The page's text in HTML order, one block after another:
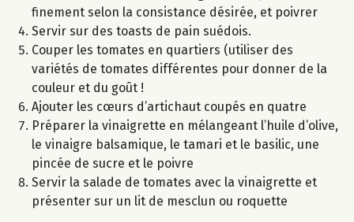
finement selon la consistance désirée, et poivrer
Servir sur des toasts de pain suédois.
Couper les tomates en quartiers (utiliser des
variétés de tomates différentes pour donner de la
couleur et du goût !
Ajouter les cœurs d’artichaut coupés en quatre
Préparer la vinaigrette en mélangeant l’huile d’olive,
le vinaigre balsamique, le tamari et le basilic, une
pincée de sucre et le poivre
Servir la salade de tomates avec la vinaigrette et
présenter sur un lit de mesclun ou roquette